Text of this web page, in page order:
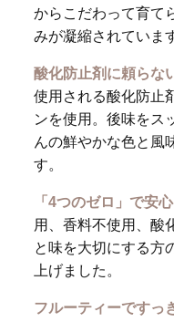
からこだわって育て
みが凝縮されていま
酸化防止剤に頼らな
使用される酸化防止
ンを使用。後味をス
んの鮮やかな色と風
す。
「4つのゼロ」で安
用、香料不使用、酸
と味を大切にする方
上げました。
フルーティーですっ